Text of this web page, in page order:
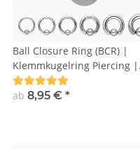
Ball Closure Ring (BCR) |
Klemmkugelring Piercing |
Silber | 2mm – 6mm Dicke |
Chirurgenstahl
ab 8,95 € *